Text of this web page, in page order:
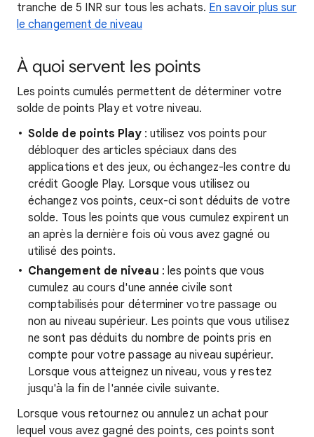
tranche de 5 INR sur tous les achats. En savoir plus sur
le changement de niveau
À quoi servent les points
Les points cumulés permettent de déterminer votre
solde de points Play et votre niveau.
Solde de points Play: utilisez vos points pour
débloquer des articles spéciaux dans des
applications et des jeux, ou échangez-les contre du
crédit Google Play. Lorsque vous utilisez ou
échangez vos points, ceux-ci sont déduits de votre
solde. Tous les points que vous cumulez expirent un
an après la dernière fois où vous avez gagné ou
utilisé des points.
Changement de niveau : les points que vous
cumulez au cours d'une année civile sont
comptabilisés pour déterminer votre passage ou
non au niveau supérieur. Les points que vous utilisez
ne sont pas déduits du nombre de points pris en
compte pour votre passage au niveau supérieur.
Lorsque vous atteignez un niveau, vous y restez
jusqu'à la fin de l'année civile suivante.
Lorsque vous retournez ou annulez un achat pour
lequel vous avez gagné des points, ces points sont